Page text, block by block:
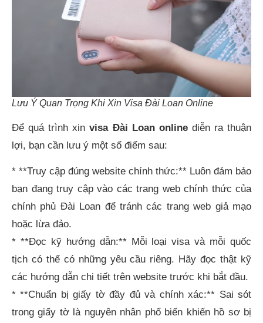
Lưu Ý Quan Trọng Khi Xin Visa Đài Loan Online
Để quá trình xinvisa Đài Loan onlinediễn ra thuận
lợi, bạn cần lưu ý một số điểm sau:
* **Truy cập đúng website chính thức:** Luôn đảm bảo
bạn đang truy cập vào các trang web chính thức của
chính phủ Đài Loan để tránh các trang web giả mạo
hoặc lừa đảo.
* **Đọc kỹ hướng dẫn:** Mỗi loại visa và mỗi quốc
tịch có thể có những yêu cầu riêng. Hãy đọc thật kỹ
các hướng dẫn chi tiết trên website trước khi bắt đầu.
* **Chuẩn bị giấy tờ đầy đủ và chính xác:** Sai sót
trong giấy tờ là nguyên nhân phổ biến khiến hồ sơ bị